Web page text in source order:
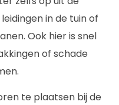
in de tuin of
Ook hier is snel
of schade
te plaatsen bij de